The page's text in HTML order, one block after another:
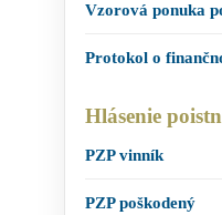
Vzorová ponuka
Protokol o
Hlásenie
PZP vinník
PZP poškodený